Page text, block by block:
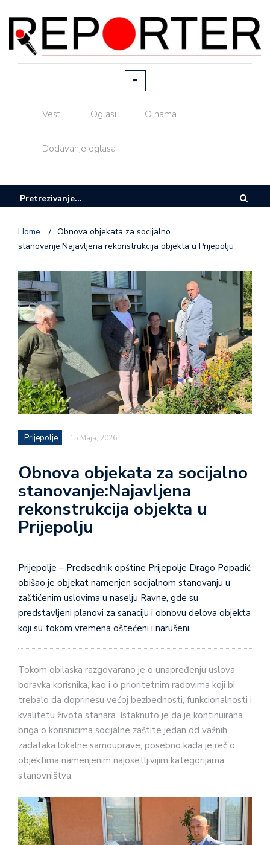
Vesti Oglasi O nama
Dodavanje oglasa
Home / Obnova objekata za socijalno
stanovanje:Najavljena rekonstrukcija objekta u Prijepolju
Prijepolje 15 Maja, 2026
Obnova objekata za socijalno
stanovanje:Najavljena
rekonstrukcija objekta u
Prijepolju
Prijepolje – Predsednik opštine Prijepolje Drago Popadić
obišao je objekat namenjen socijalnom stanovanju u
zaštićenim uslovima u naselju Ravne, gde su
predstavljeni planovi za sanaciju i obnovu delova objekta
koji su tokom vremena oštećeni i narušeni.
Tokom obilaska razgovarano je o unapređenju uslova
boravka korisnika, kao i o prioritetnim radovima koji bi
trebalo da doprinesu većoj bezbednosti, funkcionalnosti i
kvalitetu života stanara. Istaknuto je da je kontinuirana
briga o korisnicima socijalne zaštite jedan od važnih
zadataka lokalne samouprave, posebno kada je reč o
objektima namenjenim najosetljivijim kategorijama
stanovništva.